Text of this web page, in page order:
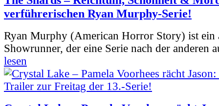
verführerischen Ryan Murphy-Serie!
Ryan Murphy (American Horror Story) ist ein
Showrunner, der eine Serie nach der anderen
lesen